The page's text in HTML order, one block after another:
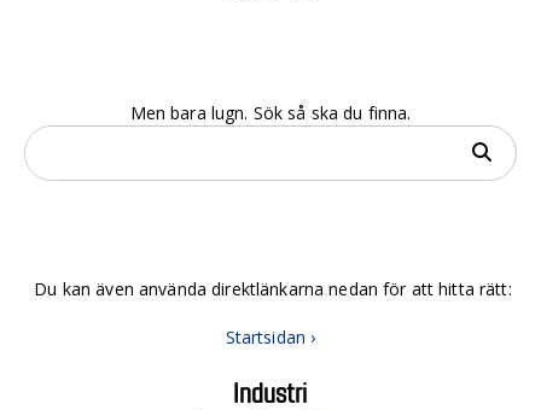
Men bara lugn. Sök så ska du finna.
Du kan även använda direktlänkarna nedan för att hitta rätt:
Startsidan ›
Industri